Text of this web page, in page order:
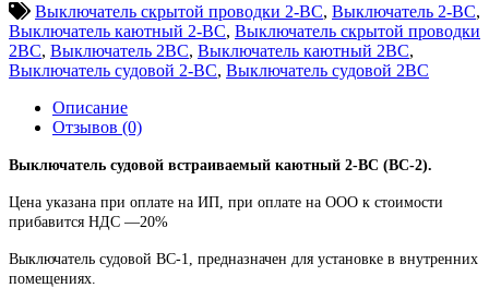
Выключатель скрытой проводки 2-ВС, Выключатель 2-ВС,
Выключатель каютный 2-ВС, Выключатель скрытой проводки
2ВС, Выключатель 2ВС, Выключатель каютный 2ВС,
Выключатель судовой 2-ВС, Выключатель судовой 2ВС
Описание
Отзывов (0)
Выключатель судовой встраиваемый каютный 2-ВС (ВС-2).
Цена указана при оплате на ИП, при оплате на ООО к стоимости
прибавится НДС ―20%
Выключатель судовой ВС-1, предназначен для установке в внутренних
помещениях.